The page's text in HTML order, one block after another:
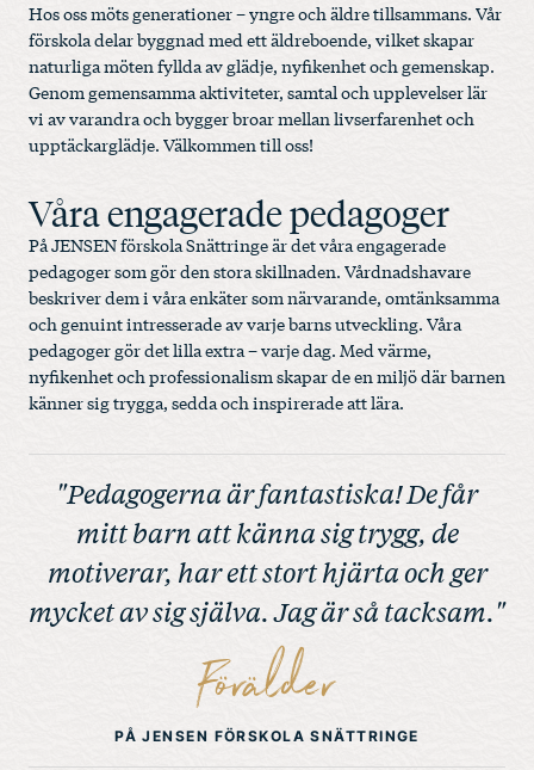
Hos oss möts generationer – yngre och äldre tillsammans. Vår
förskola delar byggnad med ett äldreboende, vilket skapar
naturliga möten fyllda av glädje, nyfikenhet och gemenskap.
Genom gemensamma aktiviteter, samtal och upplevelser lär
vi av varandra och bygger broar mellan livserfarenhet och
upptäckarglädje. Välkommen till oss!
Våra engagerade pedagoger
På JENSEN förskola Snättringe är det våra engagerade
pedagoger som gör den stora skillnaden. Vårdnadshavare
beskriver dem i våra enkäter som närvarande, omtänksamma
och genuint intresserade av varje barns utveckling. Våra
pedagoger gör det lilla extra – varje dag. Med värme,
nyfikenhet och professionalism skapar de en miljö där barnen
känner sig trygga, sedda och inspirerade att lära.
"Pedagogerna är fantastiska! De får
mitt barn att känna sig trygg, de
motiverar, har ett stort hjärta och ger
mycket av sig själva. Jag är så tacksam."
Förälder
PÅ JENSEN FÖRSKOLA SNÄTTRINGE